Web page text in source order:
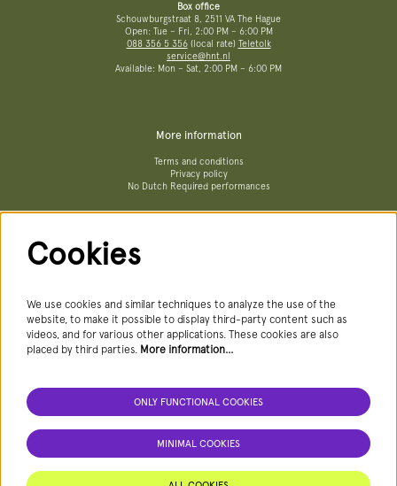
Box office
Schouwburgstraat 8, 2511 VA The Hague
Open: Tue – Fri, 2:00 PM – 6:00 PM
088 356 5 356(local rate) Teletolk
service@hnt.nl
Available: Mon – Sat, 2:00 PM – 6:00 PM
More information
Terms and conditions
Privacy policy
No Dutch Required performances
Newsletter
SIGN UP NEWSLETTER
Cookies
We use cookies and similar techniques to analyze the use of the
website, to make it possible to display third-party content such as
videos, and for various other applications. These cookies are also
placed by third parties. More information…
ONLY FUNCTIONAL COOKIES
MINIMAL COOKIES